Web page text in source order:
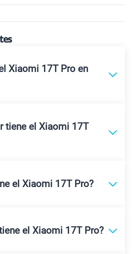
Xiaomi 17T Pro en
tiene el Xiaomi 17T
el Xiaomi 17T Pro?
el Xiaomi 17T Pro?